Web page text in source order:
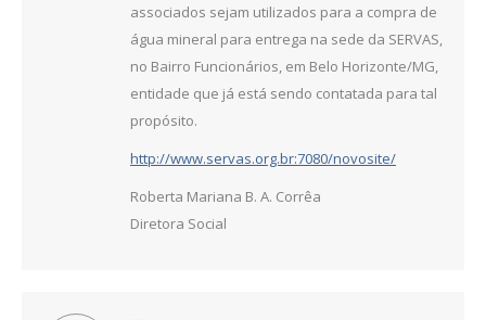
associados sejam utilizados para a compra de
água mineral para entrega na sede da SERVAS,
no Bairro Funcionários, em Belo Horizonte/MG,
entidade que já está sendo contatada para tal
propósito.
http://www.servas.org.br:7080/novosite/
Roberta Mariana B. A. Corrêa
Diretora Social